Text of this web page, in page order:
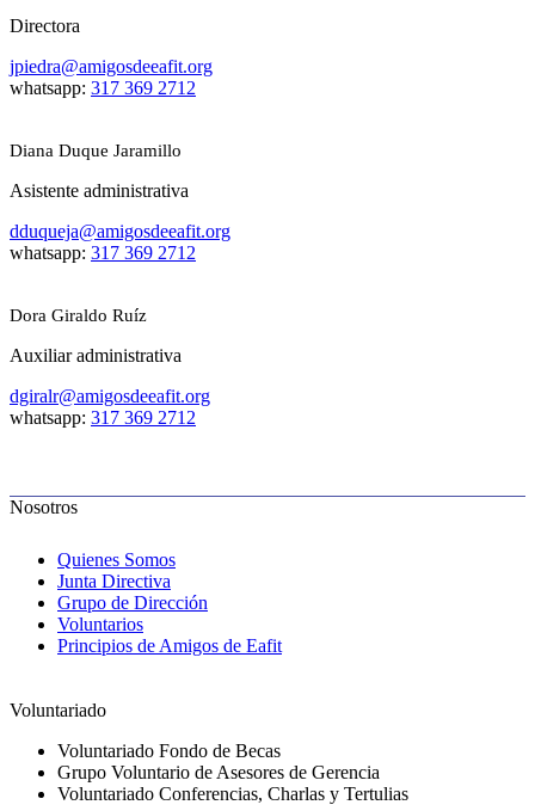
Directora
jpiedra@amigosdeeafit.org
whatsapp: 317 369 2712
Diana Duque Jaramillo
Asistente administrativa
dduqueja@amigosdeeafit.org
whatsapp: 317 369 2712
Dora Giraldo Ruíz
Auxiliar administrativa
dgiralr@amigosdeeafit.org
whatsapp: 317 369 2712
Nosotros
Quienes Somos
Junta Directiva
Grupo de Dirección
Voluntarios
Principios de Amigos de Eafit
Voluntariado
Voluntariado Fondo de Becas
Grupo Voluntario de Asesores de Gerencia
Voluntariado Conferencias, Charlas y Tertulias